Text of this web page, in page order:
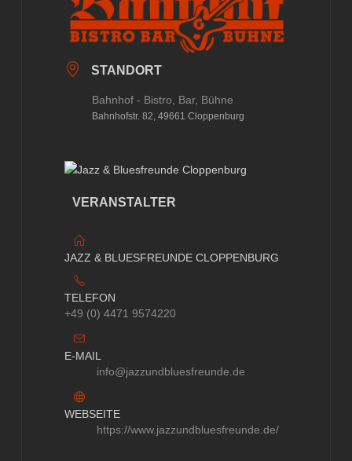
STANDORT
Bahnhof - Bistro, Bar, Bühne
Bahnhofstr. 82, 49661 Cloppenburg
VERANSTALTER
JAZZ & BLUESFREUNDE CLOPPENBURG
TELEFON
+49 (0) 4471 9574220
E-MAIL
info@jazzundbluesfreunde.de
WEBSEITE
https://www.jazzundbluesfreunde.de/